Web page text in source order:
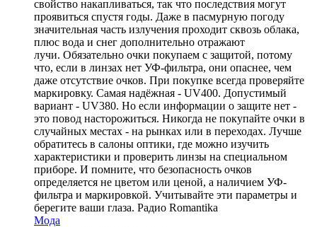
свойство накапливаться, так что последствия могут
проявиться спустя годы. Даже в пасмурную погоду
значительная часть излучения проходит сквозь облака,
плюс вода и снег дополнительно отражают
лучи. Обязательно очки покупаем с защитой, потому
что, если в линзах нет УФ-фильтра, они опаснее, чем
даже отсутствие очков. При покупке всегда проверяйте
маркировку. Самая надёжная - UV400. Допустимый
вариант - UV380. Но если информации о защите нет -
это повод насторожиться. Никогда не покупайте очки в
случайных местах - на рынках или в переходах. Лучше
обратитесь в салоны оптики, где можно изучить
характеристики и проверить линзы на специальном
приборе. И помните, что безопасность очков
определяется не цветом или ценой, а наличием УФ-
фильтра и маркировкой. Учитывайте эти параметры и
берегите ваши глаза. Радио Romantika
Мода